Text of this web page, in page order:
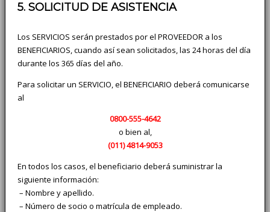
5. SOLICITUD DE ASISTENCIA
Los SERVICIOS serán prestados por el PROVEEDOR a los
BENEFICIARIOS, cuando así sean solicitados, las 24 horas del día
durante los 365 días del año.
Para solicitar un SERVICIO, el BENEFICIARIO deberá comunicarse
al
0800-555-4642
o bien al,
(011)4814-9053
En todos los casos, el beneficiario deberá suministrar la
siguiente información:
­ – Nombre y apellido.
­ – Número de socio o matrícula de empleado.